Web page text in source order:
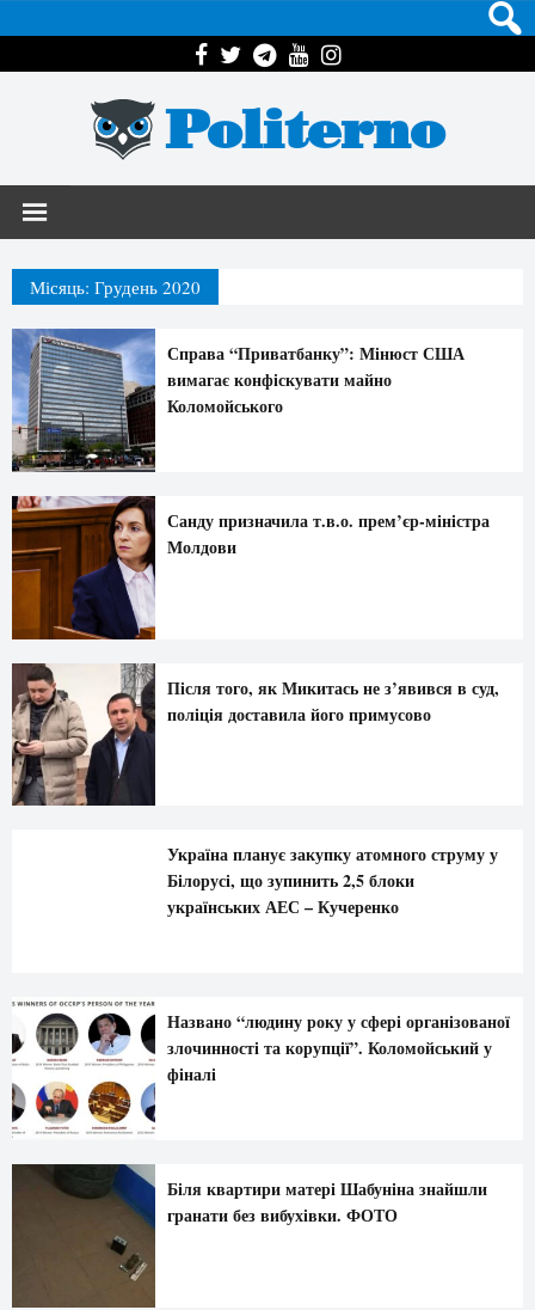
Politerno
Місяць: Грудень 2020
Справа “Приватбанку”: Мінюст США
вимагає конфіскувати майно
Коломойського
Санду призначила т.в.о. прем’єр-міністра
Молдови
Після того, як Микитась не з’явився в суд,
поліція доставила його примусово
Україна планує закупку атомного струму у
Білорусі, що зупинить 2,5 блоки
українських АЕС – Кучеренко
Названо “людину року у сфері організованої
злочинності та корупції”. Коломойський у
фіналі
Біля квартири матері Шабуніна знайшли
гранати без вибухівки. ФОТО